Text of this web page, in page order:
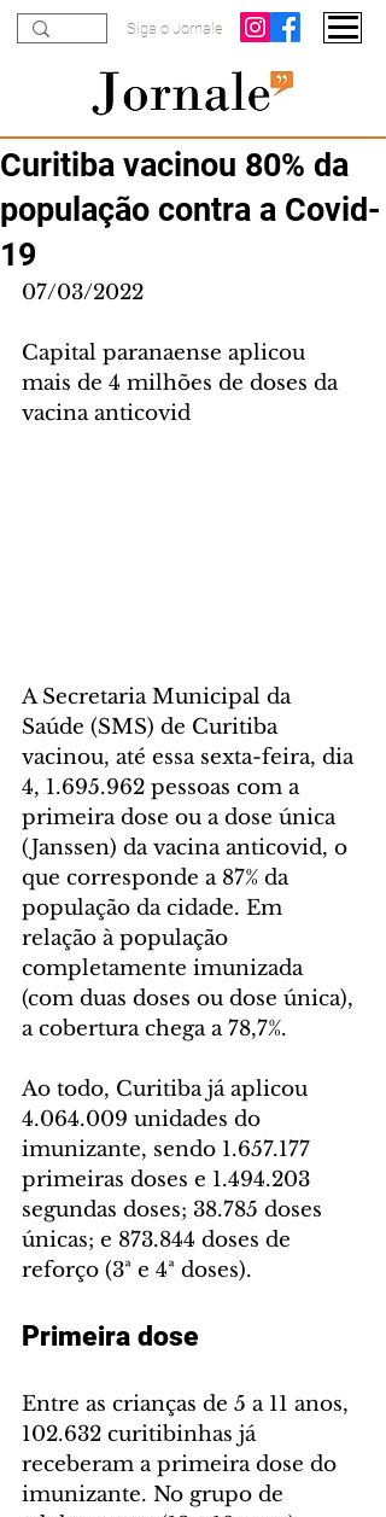
Siga o Jornale
Curitiba vacinou 80% da
população contra a Covid-
19
07/03/2022
Capital paranaense aplicou
mais de 4 milhões de doses da
vacina anticovid
A Secretaria Municipal da
Saúde (SMS) de Curitiba
vacinou, até essa sexta-feira, dia
4, 1.695.962 pessoas com a
primeira dose ou a dose única
(Janssen) da vacina anticovid, o
que corresponde a 87% da
população da cidade. Em
relação à população
completamente imunizada
(com duas doses ou dose única),
a cobertura chega a 78,7%.
Ao todo, Curitiba já aplicou
4.064.009 unidades do
imunizante, sendo 1.657.177
primeiras doses e 1.494.203
segundas doses; 38.785 doses
únicas; e 873.844 doses de
reforço (3ª e 4ª doses).
Primeira dose
Entre as crianças de 5 a 11 anos,
102.632 curitibinhas já
receberam a primeira dose do
imunizante. No grupo de